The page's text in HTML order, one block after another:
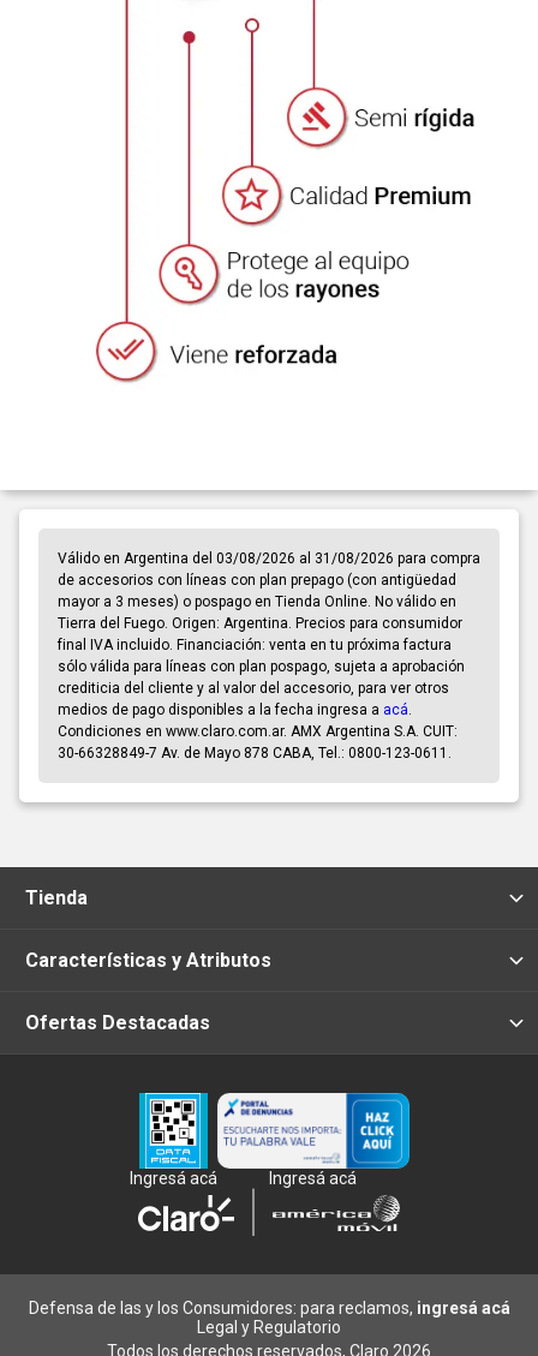
Válido en Argentina del 03/08/2026 al 31/08/2026 para compra
de accesorios con líneas con plan prepago (con antigüedad
mayor a 3 meses) o pospago en Tienda Online. No válido en
Tierra del Fuego. Origen: Argentina. Precios para consumidor
final IVA incluido. Financiación: venta en tu próxima factura
sólo válida para líneas con plan pospago, sujeta a aprobación
crediticia del cliente y al valor del accesorio, para ver otros
medios de pago disponibles a la fecha ingresa a acá.
Condiciones en www.claro.com.ar. AMX Argentina S.A. CUIT:
30-66328849-7 Av. de Mayo 878 CABA, Tel.: 0800-123-0611.
Tienda
Características y Atributos
Ofertas Destacadas
Ingresá acá Ingresá acá
Todos los derechos reservados, Claro 2026
Defensa de las y los Consumidores: para reclamos, ingresá acá
Legal y Regulatorio